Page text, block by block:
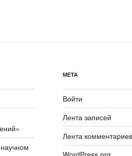
МЕТА
Войти
Лента записей
Лента комментариев